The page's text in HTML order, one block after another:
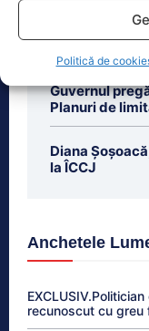
Politică de
Ultimele știri
Guvernul
Planuri de
Diana
la ÎCCJ
Anchetele
recunoscut cu greu